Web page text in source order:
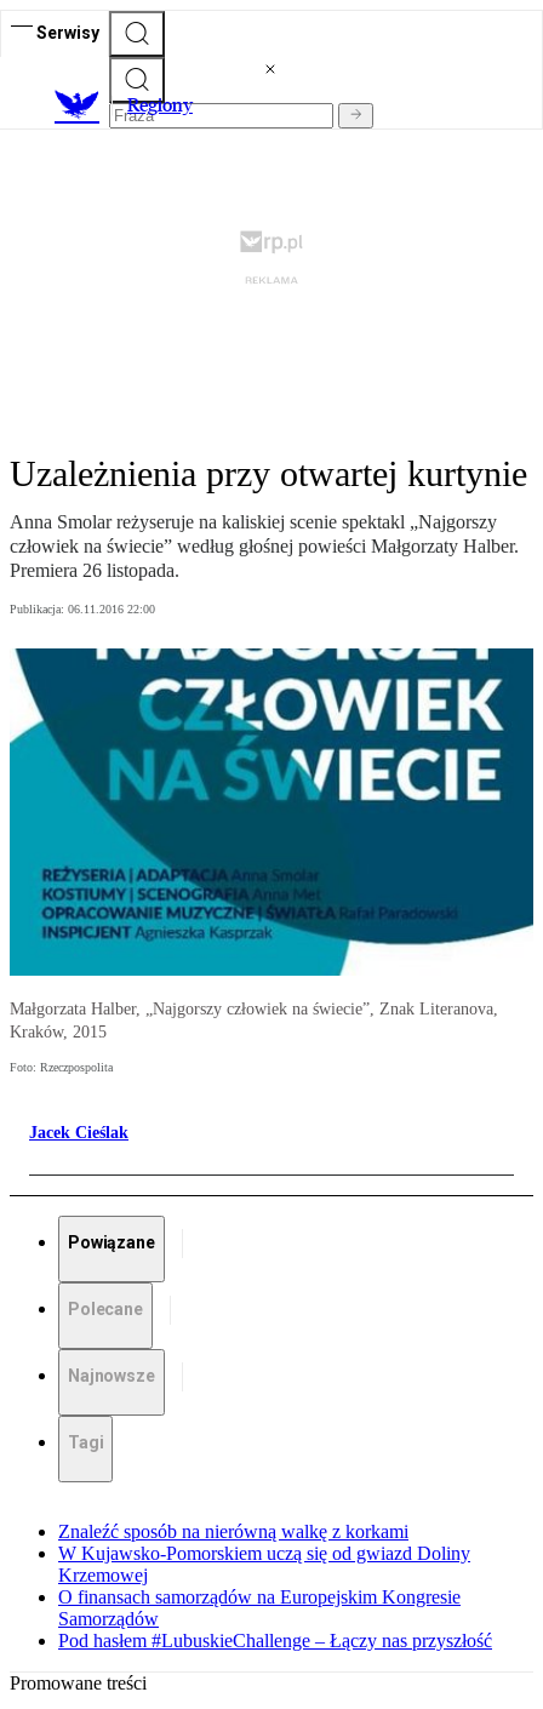
Serwisy
Regiony
Uzależnienia przy otwartej kurtynie
Anna Smolar reżyseruje na kaliskiej scenie spektakl „Najgorszy
człowiek na świecie” według głośnej powieści Małgorzaty Halber.
Premiera 26 listopada.
Publikacja: 06.11.2016 22:00
Małgorzata Halber, „Najgorszy człowiek na świecie”, Znak Literanova,
Kraków, 2015
Foto: Rzeczpospolita
Jacek Cieślak
Powiązane
Polecane
Najnowsze
Tagi
Znaleźć sposób na nierówną walkę z korkami
W Kujawsko-Pomorskiem uczą się od gwiazd Doliny
Krzemowej
O finansach samorządów na Europejskim Kongresie
Samorządów
Pod hasłem #LubuskieChallenge – Łączy nas przyszłość
Promowane treści